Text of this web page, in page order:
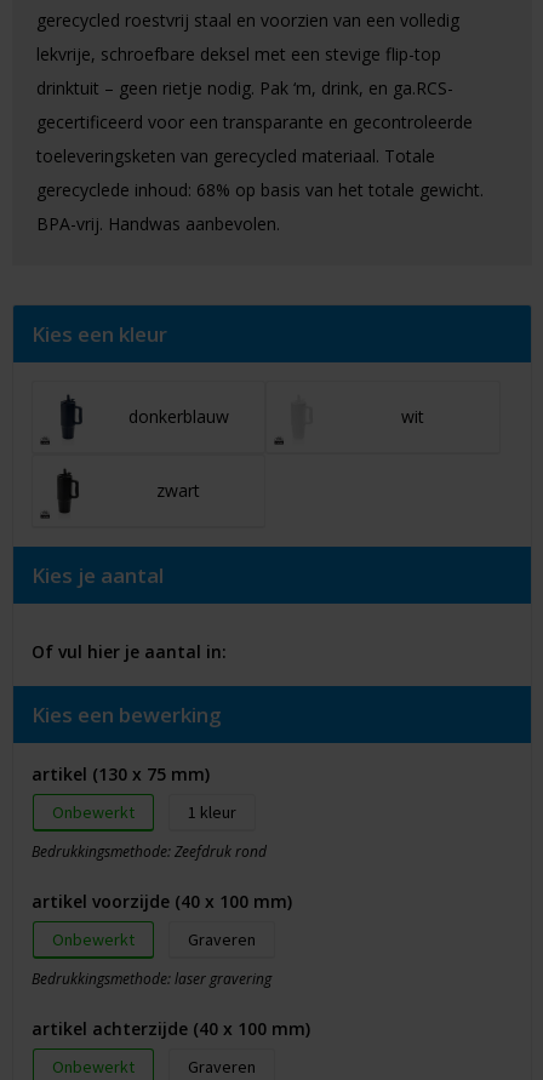
gerecycled roestvrij staal en voorzien van een volledig
lekvrije, schroefbare deksel met een stevige flip-top
drinktuit – geen rietje nodig. Pak ‘m, drink, en ga.RCS-
gecertificeerd voor een transparante en gecontroleerde
toeleveringsketen van gerecycled materiaal. Totale
gerecyclede inhoud: 68% op basis van het totale gewicht.
BPA-vrij. Handwas aanbevolen.
Kies een kleur
donkerblauw wit
zwart
Kies je aantal
Of vul hier je aantal in:
Kies een bewerking
artikel (130 x 75 mm)
Onbewerkt 1
Bedrukkingsmethode: Zeefdruk rond
artikel voorzijde (40 x 100 mm)
Onbewerkt Graveren
Bedrukkingsmethode: laser gravering
artikel achterzijde (40 x 100 mm)
Onbewerkt Graveren